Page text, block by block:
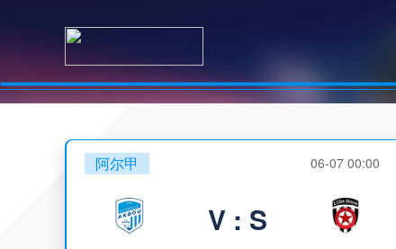
阿尔甲 06-07 00:00
V : S